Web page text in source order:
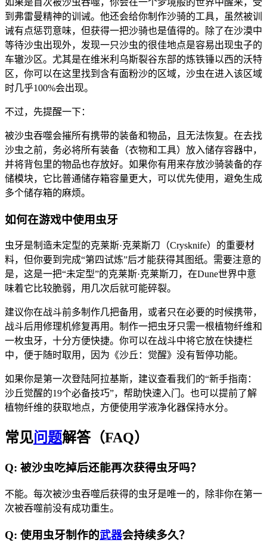
到弗雷曼精神的训诫。他还会给你制作沙骑的工具，虽然被训
诫有点惩罚意味，但获得一把沙骑也是值得的。除了在沙漠中
等待沙虫出现外，发现一只沙虫的很佳地点是容易出现虫子的
车辙沙区。尤其是在维米利乌斯裂谷东部的炼铁锤以西的沃特
区，你可以在这里找到含有面粉沙的区域，沙虫在进入该区域
时几乎100%会出现。
不过，先提醒一下：
被沙虫吞噬会摧所有携带的装备和物品，且无法恢复。在去找
沙虫之前，务必将所有装备（衣物和工具）放入储存容器中，
并将背包里的物品也存放好。如果你有用来存放沙骑装备的存
储模块，它比普通储存箱容量更大，可以优先使用，避免生成
多个储存箱的麻烦。
如何在游戏中使用虫牙
虫牙是制造未定型的克莱斯·克莱斯刀（Crysknife）的重要材
料，但你要到完成“第四试炼”后才能获得其图纸。需要注意的
是，这是一把“未定型”的克莱斯·克莱斯刀，在Dune世界中意
味着它比较脆弱，用几次后就可能碎裂。
建议你在战斗前多制作几把备用，或者只在必要的时候携带，
战斗后用修理机修复再用。制作一把虫牙只需一根植物纤维和
一枚虫牙，十分方便快捷。你可以在战斗中将它放在快捷栏
中，便于随时取用，因为《沙丘：觉醒》没有暂停功能。
如果你是第一次登陆阿拉基斯，建议查看我们的“新手指南：
沙丘觉醒的19个必备技巧”，帮助快速入门。也可以提前了解
植物纤维的获取地点，方便使用学液净化器保持水分。
常见问题解答（FAQ）
Q: 被沙虫吃掉后还能再次获得虫牙吗？
不能。每次被沙虫吞噬后获得的虫牙是唯一的，除非你在第一
次被吞噬前没有成功重生。
Q: 使用虫牙制作的武器会持续多久？